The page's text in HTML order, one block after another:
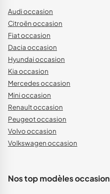
Audi occasion
Citroën occasion
Fiat occasion
Dacia occasion
Hyundai occasion
Kia occasion
Mercedes occasion
Mini occasion
Renault occasion
Peugeot occasion
Volvo occasion
Volkswagen occasion
Nos top modèles occasion